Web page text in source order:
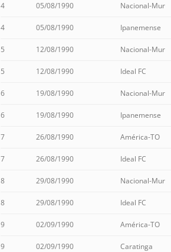
4 05/08/1990 Nacional-Mur
4 05/08/1990 Ipanemense
5 12/08/1990 Nacional-Mur
5 12/08/1990 Ideal FC
6 19/08/1990 Nacional-Mur
6 19/08/1990 Ipanemense
7 26/08/1990 América-TO
7 26/08/1990 Ideal FC
8 29/08/1990 Nacional-Mur
8 29/08/1990 Ideal FC
9 02/09/1990 América-TO
9 02/09/1990 Caratinga